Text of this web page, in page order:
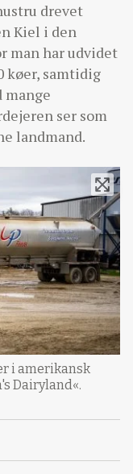
drevet
Kiel i den
man har udvidet
køer, samtidig
mange
ser som
landmand.
i amerikansk
Dairyland«.